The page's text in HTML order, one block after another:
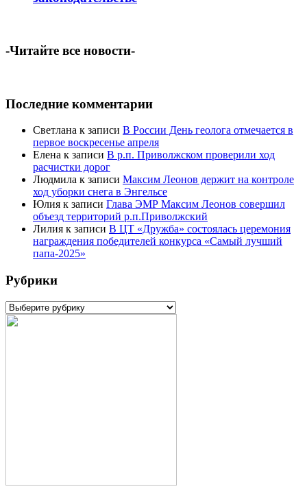
-Читайте все новости-
Последние комментарии
Светлана к записи В России День геолога отмечается в
первое воскресенье апреля
Елена к записи В р.п. Приволжском проверили ход
расчистки дорог
Людмила к записи Максим Леонов держит на контроле
ход уборки снега в Энгельсе
Юлия к записи Глава ЭМР Максим Леонов совершил
объезд территорий р.п.Приволжский
Лилия к записи В ЦТ «Дружба» состоялась церемония
награждения победителей конкурса «Самый лучший
папа-2025»
Рубрики
Рубрики